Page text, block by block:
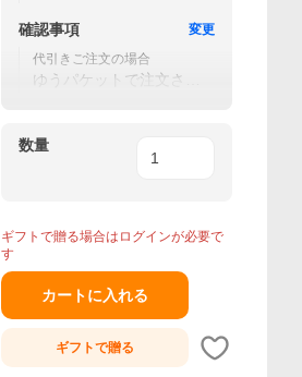
確認事項
変更
代引きご注文の場合
ゆうパケットで注文され
数量
ギフトで贈る場合はログインが必要で
す
カートに入れる
ギフトで贈る